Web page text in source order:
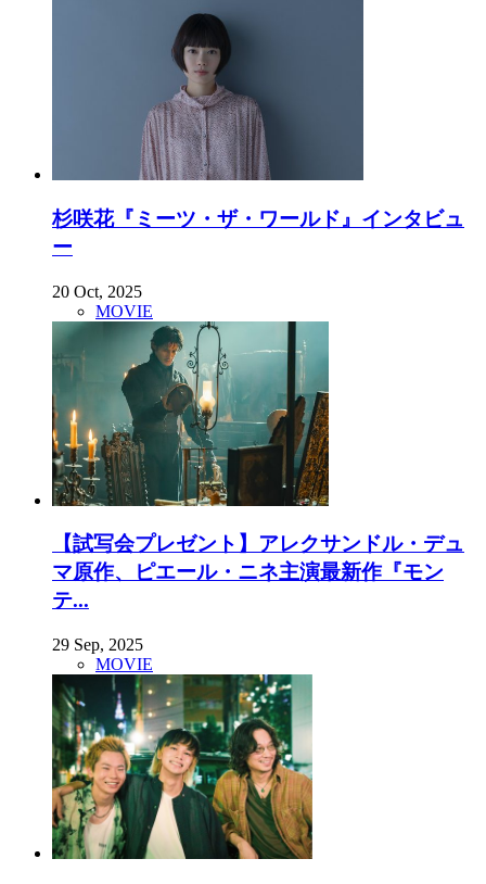
杉咲花『ミーツ・ザ・ワールド』インタビュ
ー
20 Oct, 2025
MOVIE
【試写会プレゼント】アレクサンドル・デュ
マ原作、ピエール・ニネ主演最新作『モン
テ...
29 Sep, 2025
MOVIE